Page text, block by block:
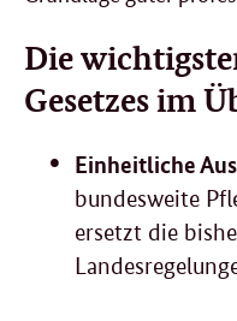
Die
Gesetzes im
Einheitliche
bundesweite
ersetzt die